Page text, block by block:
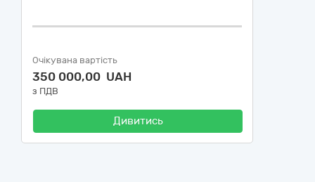
Очікувана вартість
350 000,00 UAH
з ПДВ
Дивитись